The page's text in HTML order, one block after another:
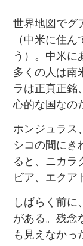
世界地図でグ
（中米に住
う）。中米に
多くの人は南
ラは正真正銘
心的な国なの
ホンジュラス
シコの間にき
ると、ニカラ
ビア、エクア
しばらく前に
がある。残念
も見えなかっ